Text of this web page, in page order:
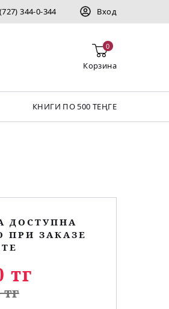
344-0-344 Вход
0
Корзина
КНИГИ ПО 500 ТЕҢГЕ
ДОСТУПНА
ПРИ ЗАКАЗЕ
тг